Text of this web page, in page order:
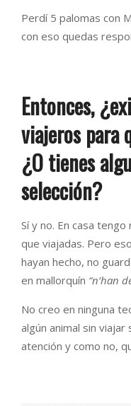
Perdí 5 palomas con
con eso quedas
Entonces,
viajeros para
¿O tienes
selección?
Sí y no. En casa
que viajadas. Pero
hayan hecho, no
en mallorquín “n’han
No creo en ninguna
algún animal sin
atención y como no,